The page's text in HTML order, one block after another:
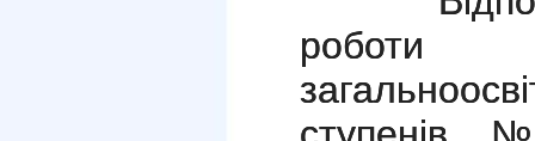
роботи